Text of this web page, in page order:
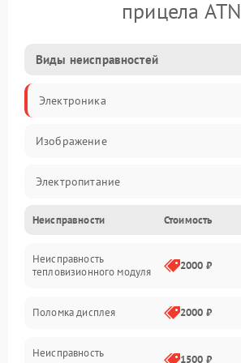
прицела ATN
Виды неисправностей
Электроника
Изображение
Электропитание
Измерения
Матрица
Неисправности Стоимость
Неисправность
тепловизионного модуля
2000 ₽
Поломка дисплея 2000 ₽
Неисправность
1500 ₽